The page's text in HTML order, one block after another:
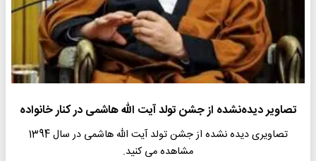
تصاویر دیده‌نشده از جشن تولد آیت الله هاشمی در کنار خانواده
تصاویری دیده نشده از جشن تولد آیت الله هاشمی در سال 1394
مشاهده می کنید.